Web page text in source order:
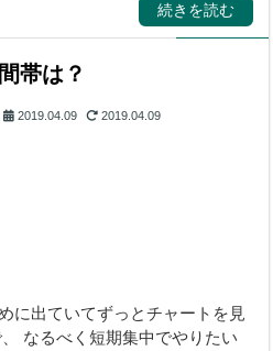
続きを読む
帯は？
2019.04.09 2019.04.09
に出ていてずっとチャートを見
なるべく短期集中でやりたい